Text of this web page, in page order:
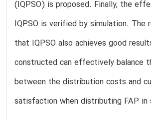
(IQPSO) is proposed. Finally, the
IQPSO is verified by simulation. The
that IQPSO also achieves good
constructed can effectively balance
between the distribution costs and
satisfaction when distributing FAP in